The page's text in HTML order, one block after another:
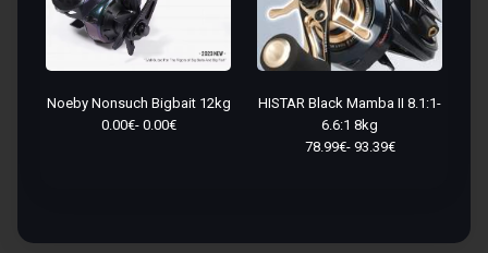
Noeby Nonsuch Bigbait 12kg
0.00€- 0.00€
HISTAR Black Mamba II 8.1:1-
6.6:1 8kg
78.99€- 93.39€